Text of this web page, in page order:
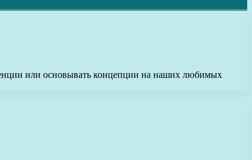
или основывать концепции на наших любимых